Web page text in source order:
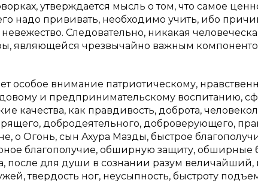
утверждается мысль о том, что самое
надо прививать, необходимо учить, ибо
Следовательно, никакая
являющейся чрезвычайно важным
особое внимание патриотическому,
и предпринимательскому воспитанию,
качества, как правдивость, доброта,
добродеятельного, доброверующего,
о Огонь, сын Ахура Мазды, быстрое
благополучие, обширную защиту, обширные
после для души в сознании разум
твердость ног, неусыпность, быстроту